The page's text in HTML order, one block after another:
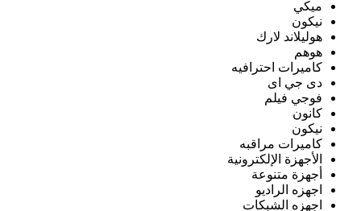
ميكي
نيكون
هوليلاند لارك
هوهم
كاميرات احترافيه
دى جي اى
فوجي فيلم
كانون
نيكون
كاميرات مراقبه
الأجهزة الإلكترونية
أجهزة متنوعة
اجهزه الراديو
اجهزه الشبكات